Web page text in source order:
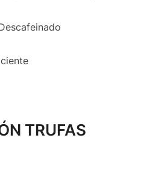
TRUFAS